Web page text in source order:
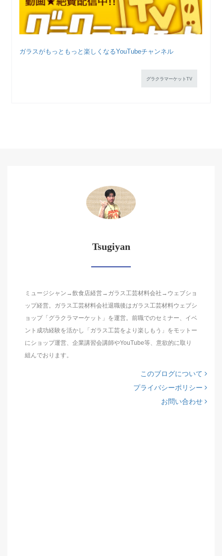
ガラスがもっともっと楽しくなるYouTubeチャンネル
グラクラマーケットTV
Tsugiyan
ミュージシャン→飲食店経営→ガラス工芸材料会社→ウェブショ
ップ経営。ガラス工芸材料会社退職後はガラス工芸材料ウェブシ
ョップ「グラクラマーケット」を運営。前職でのセミナー、イベ
ント成功経験を活かし「ガラス工芸をより楽しもう」をモットー
にショップ運営、企業講習会講師やYouTube等、意欲的に取り
組んでおります。
このブログについて
プライバシーポリシー
お問い合わせ